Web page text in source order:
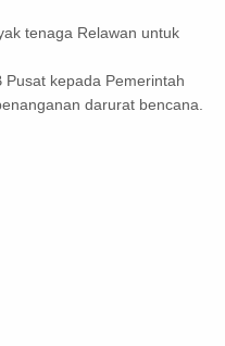
tenaga Relawan untuk
Pusat kepada Pemerintah
darurat bencana.